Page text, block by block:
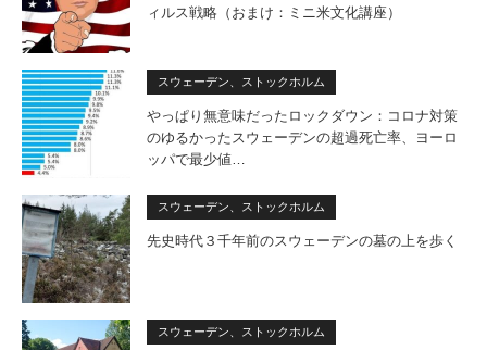
ィルス戦略（おまけ：ミニ米文化講座）
スウェーデン、ストックホルム
やっぱり無意味だったロックダウン：コロナ対策
のゆるかったスウェーデンの超過死亡率、ヨーロ
ッパで最少値…
スウェーデン、ストックホルム
先史時代３千年前のスウェーデンの墓の上を歩く
スウェーデン、ストックホルム